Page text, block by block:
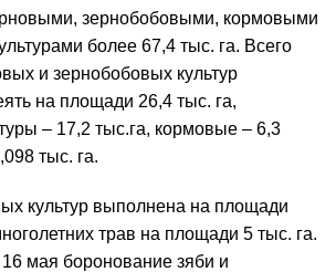
зернобобовыми, кормовыми
более 67,4 тыс. га. Всего
и зернобобовых культур
на площади 26,4 тыс. га,
– 17,2 тыс.га, кормовые – 6,3
тыс. га.
культур выполнена на площади
трав на площади 5 тыс. га.
мая боронование зяби и